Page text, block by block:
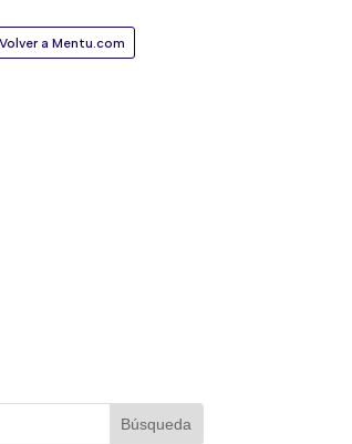
Volver a Mentu.com